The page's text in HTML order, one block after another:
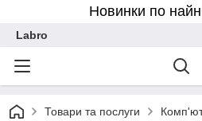
Новинки по
Labro
Товари та послуги